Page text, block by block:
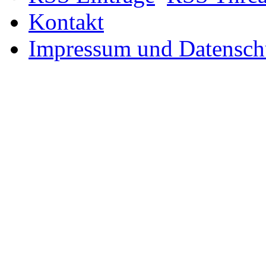
RSS Einträge RSS
Kontakt
Impressum und